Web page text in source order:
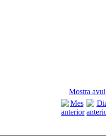
Mostra avui